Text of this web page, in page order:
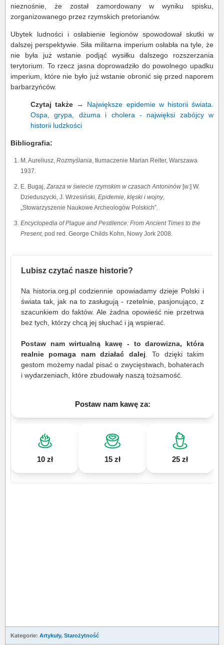
nieznośnie, że został zamordowany w wyniku spisku,
zorganizowanego przez rzymskich pretorianów.
Ubytek ludności i osłabienie legionów spowodował skutki w
dalszej perspektywie. Siła militarna imperium osłabła na tyle, że
nie była już wstanie podjąć wysiłku dalszego rozszerzania
terytorium. To rzecz jasna doprowadziło do powolnego upadku
imperium, które nie było już wstanie obronić się przed naporem
barbarzyńców.
Czytaj także → Największe epidemie w historii świata.
Ospa, grypa, dżuma i cholera - najwięksi zabójcy w
historii ludzkości
Bibliografia:
M. Aureliusz, Rozmyślania, tłumaczenie Marian Reiter, Warszawa
1937.
E. Bugaj, Zaraza w świecie rzymskim w czasach Antoninów [w:] W.
Dzieduszycki, J. Wrzesiński, Epidemie, klęski i wojny,
„Stowarzyszenie Naukowe Archeologów Polskich”.
Encyclopedia of Plague and Pestilence: From Ancient Times to the
Present, pod red. George Childs Kohn, Nowy Jork 2008.
Lubisz czytać nasze historie?
Na historia.org.pl codziennie opowiadamy dzieje Polski i
świata tak, jak na to zasługują - rzetelnie, pasjonująco, z
szacunkiem do faktów. Ale żadna opowieść nie przetrwa
bez tych, którzy chcą jej słuchać i ją wspierać.
Postaw nam wirtualną kawę - to darowizna, która
realnie pomaga nam działać dalej . To dzięki takim
gestom możemy nadal pisać o zwycięstwach, bohaterach
i wydarzeniach, które zbudowały naszą tożsamość.
Postaw nam kawę za:
10 zł 15 zł 25 zł
Kategorie: Artykuły, Starożytność